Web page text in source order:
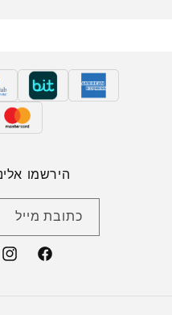
הירשמו
כתובת מייל
Facebook